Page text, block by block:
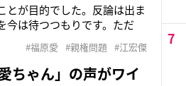
とが目的でした。反論は出ま
今は待つつもりです。ただ
語るのは、福原愛（34）の
#福原愛 #親権問題 #江宏傑
ゃん」の声がワイ